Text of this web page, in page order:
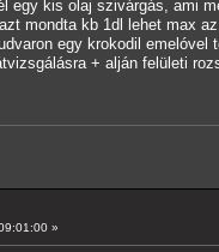
egy kis olaj szivárgás, ami
mondta kb 1dl lehet max
egy krokodil emelóvel
+ alján felületi
»